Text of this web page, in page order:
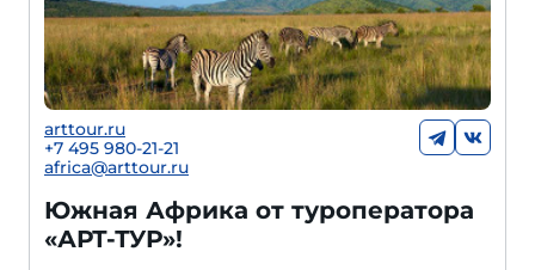
arttour.ru
+7 495 980-21-21
africa@arttour.ru
Южная Африка от туроператора
«АРТ-ТУР»!